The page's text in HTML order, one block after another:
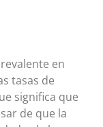
en
tasas de
significa que
de que la